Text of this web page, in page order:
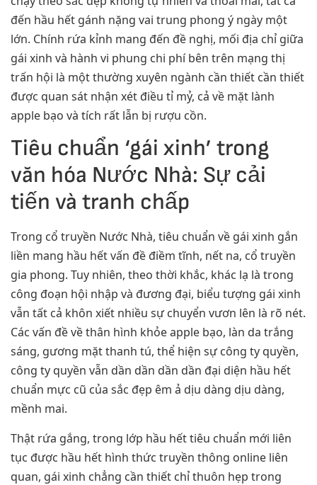
đến hầu hết gánh nặng vai trung phong ý ngày một
lớn. Chính rứa kỉnh mang đến đề nghị, mối địa chỉ giữa
gái xinh và hành vi phung chi phí bên trên mạng thị
trấn hội là một thường xuyên ngành cần thiết cần thiết
được quan sát nhận xét điều tỉ mỷ, cả về mặt lành
apple bạo và tích rất lẫn bị rượu cồn.
Tiêu chuẩn ‘gái xinh’ trong
văn hóa Nước Nhà: Sự cải
tiến và tranh chấp
Trong cổ truyền Nước Nhà, tiêu chuẩn về gái xinh gắn
liền mang hầu hết vấn đề điềm tĩnh, nết na, cổ truyền
gia phong. Tuy nhiên, theo thời khắc, khác lạ là trong
công đoạn hội nhập và đương đại, biểu tượng gái xinh
vẫn tất cả khôn xiết nhiều sự chuyển vươn lên là rõ nét.
Các vấn đề về thân hình khỏe apple bạo, làn da trắng
sáng, gương mặt thanh tú, thể hiện sự công ty quyền,
công ty quyền vẫn dần dần dần dần đại diện hầu hết
chuẩn mực cũ của sắc đẹp êm ả dịu dàng dịu dàng,
mềnh mai.
Thật rứa gắng, trong lớp hầu hết tiêu chuẩn mới liên
tục được hầu hết hình thức truyền thông online liên
quan, gái xinh chẳng cần thiết chỉ thuôn hẹp trong